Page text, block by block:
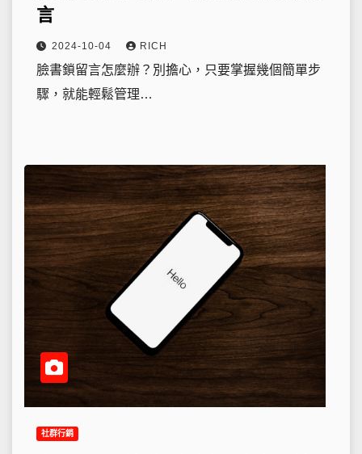
言
2024-10-04 RICH
臉書鎖留言怎麼辦？別擔心，只要掌握幾個簡單步
驟，就能輕鬆管理…
社群行銷